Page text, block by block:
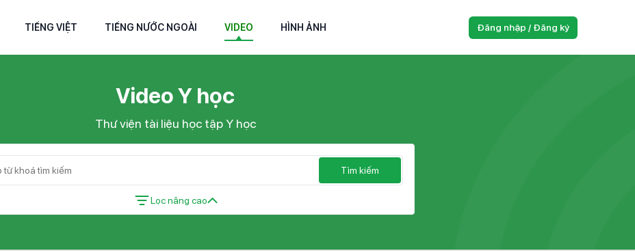
TIẾNG VIỆT TIẾNG NƯỚC NGOÀI VIDEO HÌNH ẢNH Đăng nhập / Đăng ký
Video Y học
Thư viện tài liệu học tập Y học
Tìm kiếm
Lọc nâng cao